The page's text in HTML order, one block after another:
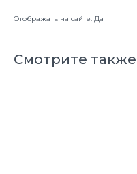
Отображать на сайте: Да
Смотрите также